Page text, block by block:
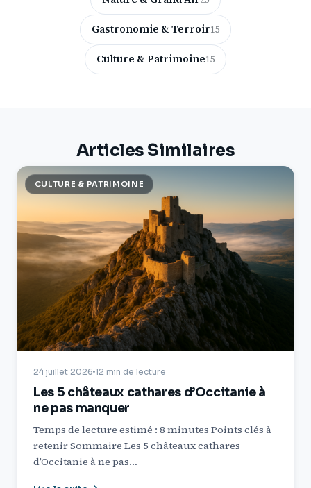
Gastronomie & Terroir15
Culture & Patrimoine15
Articles Similaires
CULTURE & PATRIMOINE
24 juillet 2026 12 min de lecture
Les 5 châteaux cathares d’Occitanie à
ne pas manquer
Temps de lecture estimé : 8 minutes Points clés à
retenir Sommaire Les 5 châteaux cathares
d’Occitanie à ne pas…